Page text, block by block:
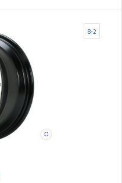
8-2